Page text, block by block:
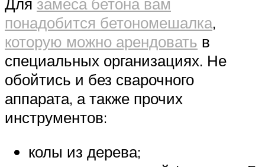
понадобится бетономешалка,
которую можно арендовать в
специальных организациях. Не
обойтись и без сварочного
аппарата, а также прочих
инструментов:
колы из дерева;